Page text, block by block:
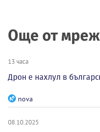
Още от
13 часа
Дрон е нахлул в
nova
08.10.2025